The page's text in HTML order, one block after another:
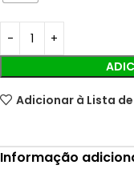
Adicionar à Lista
Informação